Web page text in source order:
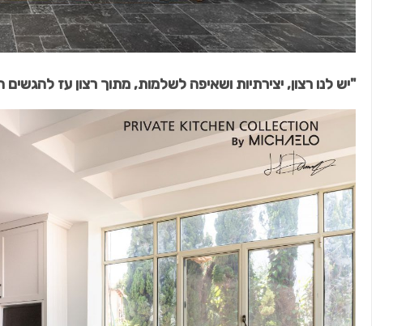
"יש לנו רצון, יצירתיות ושאיפה לשלמות, מתוך רצון עז